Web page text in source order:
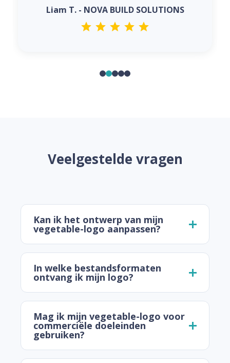
Liam T. - NOVA BUILD SOLUTIONS
Veelgestelde vragen
Kan ik het ontwerp van mijn
vegetable-logo aanpassen?
In welke bestandsformaten
ontvang ik mijn logo?
Mag ik mijn vegetable-logo voor
commerciële doeleinden
gebruiken?